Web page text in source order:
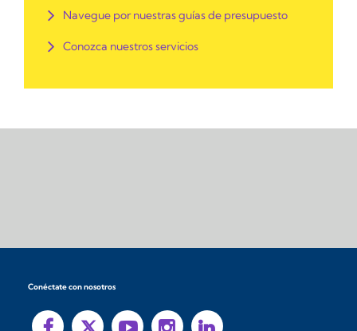
Navegue por nuestras guías de presupuesto
Conozca nuestros servicios
Conéctate con nosotros